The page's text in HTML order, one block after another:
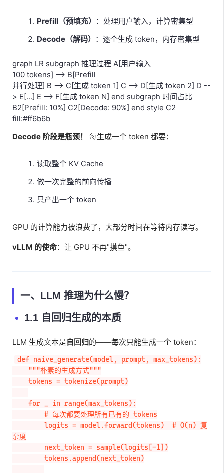
Prefill（预填充） ：处理用户输入，计算密集型
Decode（解码） ：逐个生成 token，内存密集型
graph LR subgraph 推理过程 A[用户输入
100 tokens] --> B[Prefill
并行处理] B --> C[生成 token 1] C --> D[生成 token 2] D --
> E[...] E --> F[生成 token N] end subgraph 时间占比
B2[Prefill: 10%] C2[Decode: 90%] end style C2
fill:#ff6b6b
Decode 阶段是瓶颈！
每生成一个 token 都要：
读取整个 KV Cache
做一次完整的前向传播
只产出一个 token
GPU 的计算能力被浪费了，大部分时间在等待内存读写。
vLLM 的使命：让 GPU 不再"摸鱼"。
一、LLM 推理为什么慢？
1.1 自回归生成的本质
LLM 生成文本是自回归的——每次只能生成一个 token：
def naive_generate(model, prompt, max_tokens):
杂度